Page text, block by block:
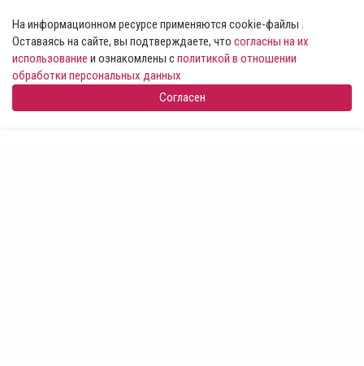
На информационном ресурсе применяются cookie-файлы .
Оставаясь на сайте, вы подтверждаете, что согласны на их
использование и ознакомлены сполитикой в отношении
обработки персональных данных
Согласен